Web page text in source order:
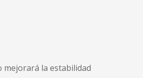
la estabilidad